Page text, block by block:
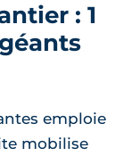
: 1
emploie
mobilise